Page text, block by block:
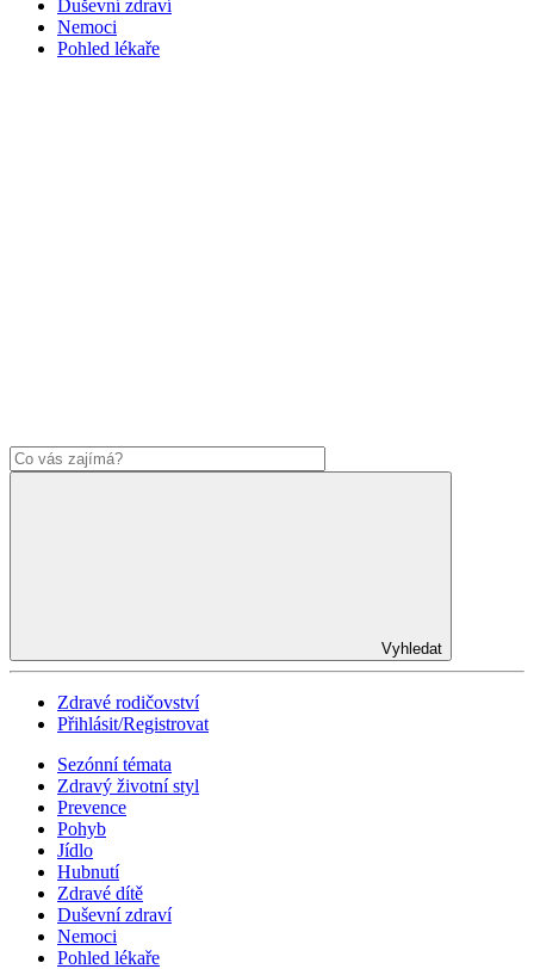
Duševní zdraví
Nemoci
Pohled lékaře
Vyhledat
Zdravé rodičovství
Přihlásit/Registrovat
Sezónní témata
Zdravý životní styl
Prevence
Pohyb
Jídlo
Hubnutí
Zdravé dítě
Duševní zdraví
Nemoci
Pohled lékaře